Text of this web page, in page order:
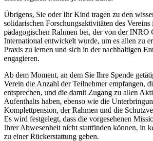
Übrigens, Sie oder Ihr Kind tragen zu den
solidarischen Forschungsaktivitäten des
pädagogischen Rahmen bei, der von der INRO
International entwickelt wurde, um es allen zu
Praxis zu lernen und sich in der nachhaltigen
engagieren.
Ab dem Moment, an dem Sie Ihre Spende
Verein die Anzahl der Teilnehmer empfangen,
entsprechen, und die damit Zugang zu allen
Aufenthalts haben, ebenso wie die
Komplettpension, der Rahmen und die
Es wird festgelegt, dass die vorgesehenen
Ihrer Abwesenheit nicht stattfinden können, in
zu einer Rückerstattung geben.